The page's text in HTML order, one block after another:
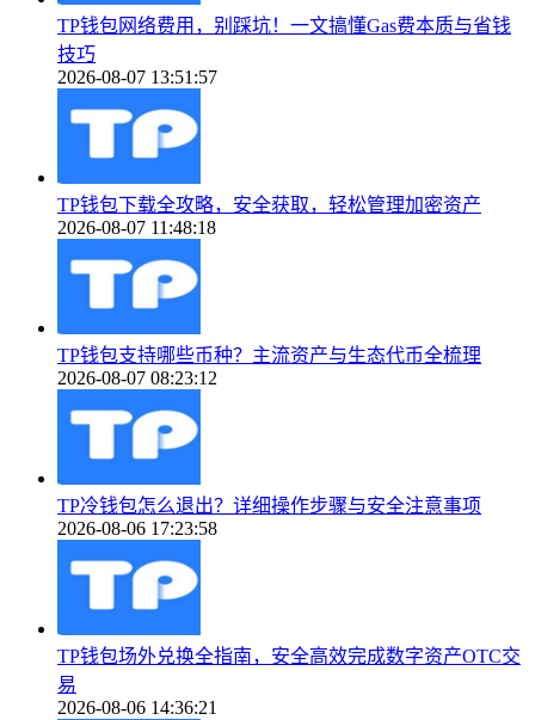
TP钱包网络费用，别踩坑！一文搞懂Gas费本质与省钱
技巧
2026-08-07 13:51:57
TP钱包下载全攻略，安全获取，轻松管理加密资产
2026-08-07 11:48:18
TP钱包支持哪些币种？主流资产与生态代币全梳理
2026-08-07 08:23:12
TP冷钱包怎么退出？详细操作步骤与安全注意事项
2026-08-06 17:23:58
TP钱包场外兑换全指南，安全高效完成数字资产OTC交
易
2026-08-06 14:36:21